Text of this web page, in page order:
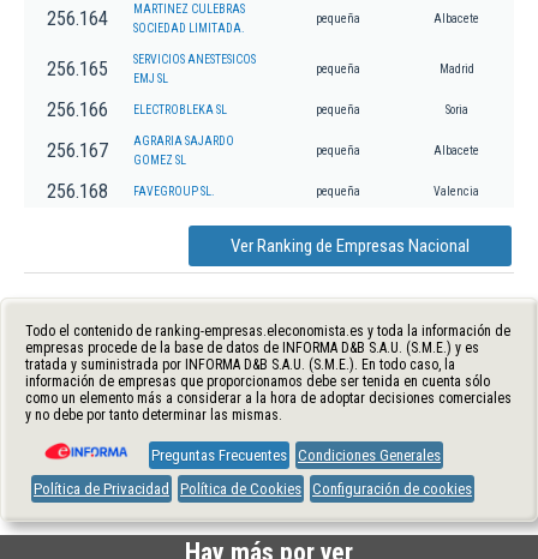
256.164
MARTINEZ CULEBRAS
SOCIEDAD LIMITADA.
pequeña Albacete
256.165
SERVICIOS ANESTESICOS
EMJ SL
pequeña Madrid
256.166 ELECTROBLEKA SL pequeña Soria
256.167
AGRARIA SAJARDO
GOMEZ SL
pequeña Albacete
256.168 FAVEGROUP SL. pequeña Valencia
Ver Ranking de Empresas Nacional
Todo el contenido de ranking-empresas.eleconomista.es y toda la información de
empresas procede de la base de datos de INFORMA D&B S.A.U. (S.M.E.) y es
tratada y suministrada por INFORMA D&B S.A.U. (S.M.E.). En todo caso, la
información de empresas que proporcionamos debe ser tenida en cuenta sólo
como un elemento más a considerar a la hora de adoptar decisiones comerciales
y no debe por tanto determinar las mismas.
Preguntas Frecuentes Condiciones Generales
Política de Privacidad
Política de Cookies Configuración de cookies
Hay más por ver